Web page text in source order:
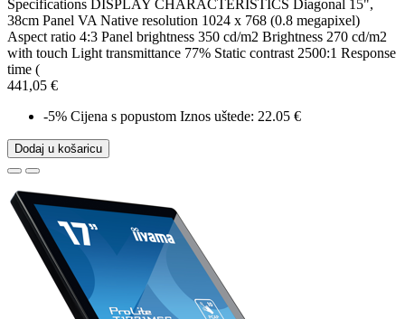
Specifications DISPLAY CHARACTERISTICS Diagonal 15",
38cm Panel VA Native resolution 1024 x 768 (0.8 megapixel)
Aspect ratio 4:3 Panel brightness 350 cd/m2 Brightness 270 cd/m2
with touch Light transmittance 77% Static contrast 2500:1 Response
time (
441,05 €
-5% Cijena s popustom Iznos uštede: 22.05 €
Dodaj u košaricu